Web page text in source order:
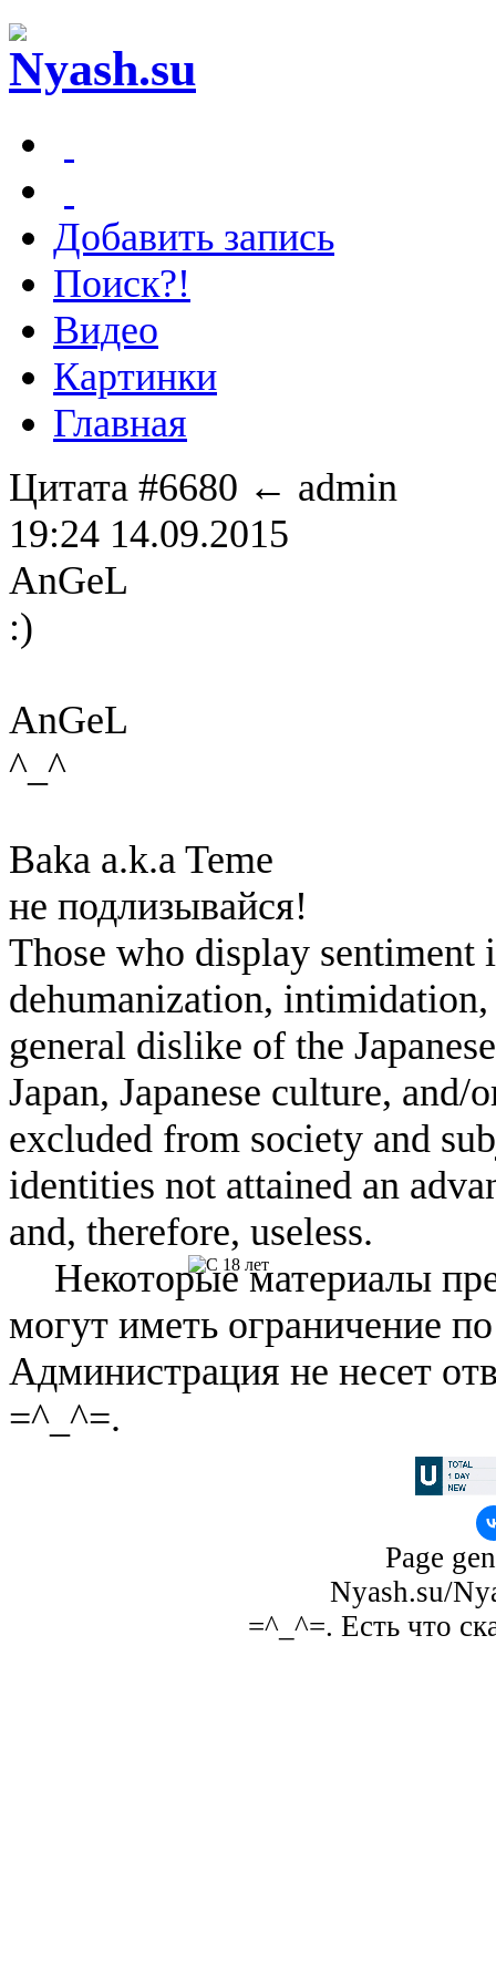
Добавить запись
Поиск?!
Видео
Картинки
Главная
Цитата #6680 ← admin
19:24 14.09.2015
AnGeL
:)
AnGeL
^_^
Baka a.k.a Teme
не подлизывайся!
Those who display
dehumanization,
general dislike of the
Japan, Japanese culture, and/
excluded from society and
identities not attained an
and, therefore, useless.
Некоторые материалы
могут иметь ограничение
Администрация не несет
=^_^=.
Page
Nyash.su/
=^_^=. Есть что